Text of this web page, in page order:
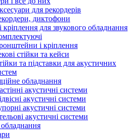
для рекордерів
диктофони
кріплення для звукового обладнання
і кріплення
стійки та кейси
та підставки для акустичних
обладнання
акустичні системи
акустичні системи
акустичні системи
акустичні системи